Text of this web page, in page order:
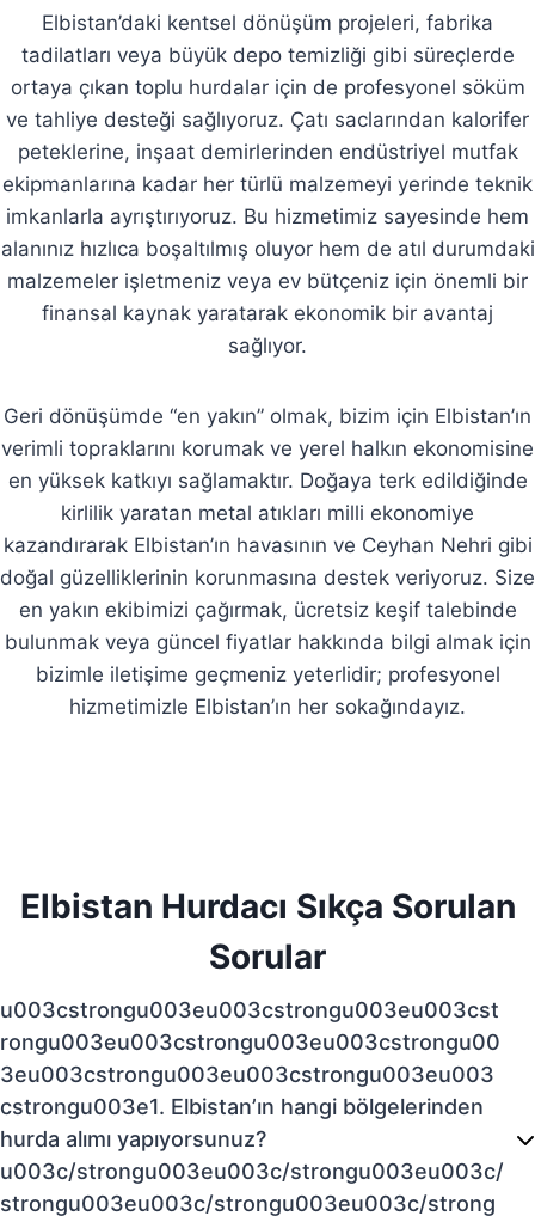
Elbistan’daki kentsel dönüşüm projeleri, fabrika
tadilatları veya büyük depo temizliği gibi süreçlerde
ortaya çıkan toplu hurdalar için de profesyonel söküm
ve tahliye desteği sağlıyoruz. Çatı saclarından kalorifer
peteklerine, inşaat demirlerinden endüstriyel mutfak
ekipmanlarına kadar her türlü malzemeyi yerinde teknik
imkanlarla ayrıştırıyoruz. Bu hizmetimiz sayesinde hem
alanınız hızlıca boşaltılmış oluyor hem de atıl durumdaki
malzemeler işletmeniz veya ev bütçeniz için önemli bir
finansal kaynak yaratarak ekonomik bir avantaj
sağlıyor.
Geri dönüşümde “en yakın” olmak, bizim için Elbistan’ın
verimli topraklarını korumak ve yerel halkın ekonomisine
en yüksek katkıyı sağlamaktır. Doğaya terk edildiğinde
kirlilik yaratan metal atıkları milli ekonomiye
kazandırarak Elbistan’ın havasının ve Ceyhan Nehri gibi
doğal güzelliklerinin korunmasına destek veriyoruz. Size
en yakın ekibimizi çağırmak, ücretsiz keşif talebinde
bulunmak veya güncel fiyatlar hakkında bilgi almak için
bizimle iletişime geçmeniz yeterlidir; profesyonel
hizmetimizle Elbistan’ın her sokağındayız.
Elbistan Hurdacı Sıkça Sorulan
Sorular
u003cstrongu003eu003cstrongu003eu003cst
rongu003eu003cstrongu003eu003cstrongu00
3eu003cstrongu003eu003cstrongu003eu003
cstrongu003e1. Elbistan’ın hangi bölgelerinden
hurda alımı yapıyorsunuz?
u003c/strongu003eu003c/strongu003eu003c/
strongu003eu003c/strongu003eu003c/strong